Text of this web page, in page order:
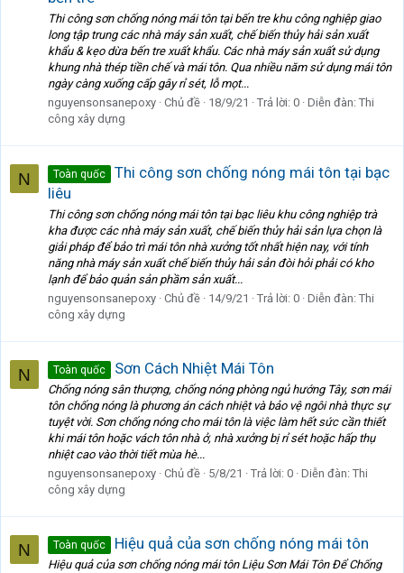
Thi công sơn chống nóng mái tôn tại bến tre khu công nghiệp giao
long tập trung các nhà máy sản xuất, chế biến thủy hải sản xuất
khẩu & kẹo dừa bến tre xuất khẩu. Các nhà máy sản xuất sử dụng
khung nhà thép tiền chế và mái tôn. Qua nhiều năm sử dụng mái tôn
ngày càng xuống cấp gây rỉ sét, lỗ mọt...
nguyensonsanepoxy Chủ đề 18/9/21 Trả lời: 0 Diễn đàn: Thi
công xây dựng
N Toàn quốc
Thi công sơn chống nóng mái tôn tại bạc
liêu
Thi công sơn chống nóng mái tôn tại bạc liêu khu công nghiệp trà
kha được các nhà máy sản xuất, chế biến thủy hải sản lựa chọn là
giải pháp để bảo trì mái tôn nhà xưởng tốt nhất hiện nay, với tính
năng nhà máy sản xuất chế biến thủy hải sản đòi hỏi phải có kho
lạnh để bảo quản sản phầm sản xuất...
nguyensonsanepoxy Chủ đề 14/9/21 Trả lời: 0 Diễn đàn: Thi
công xây dựng
N Toàn quốc Sơn Cách Nhiệt Mái Tôn
Chống nóng sân thượng, chống nóng phòng ngủ hướng Tây, sơn mái
tôn chống nóng là phương án cách nhiệt và bảo vệ ngôi nhà thực sự
tuyệt vời. Sơn chống nóng cho mái tôn là việc làm hết sức cần thiết
khi mái tôn hoặc vách tôn nhà ở, nhà xưởng bị rỉ sét hoặc hấp thụ
nhiệt cao vào thời tiết mùa hè...
nguyensonsanepoxy Chủ đề 5/8/21 Trả lời: 0 Diễn đàn: Thi
công xây dựng
N Toàn quốc Hiệu quả của sơn chống nóng mái tôn
Hiệu quả của sơn chống nóng mái tôn Liệu Sơn Mái Tôn Để Chống